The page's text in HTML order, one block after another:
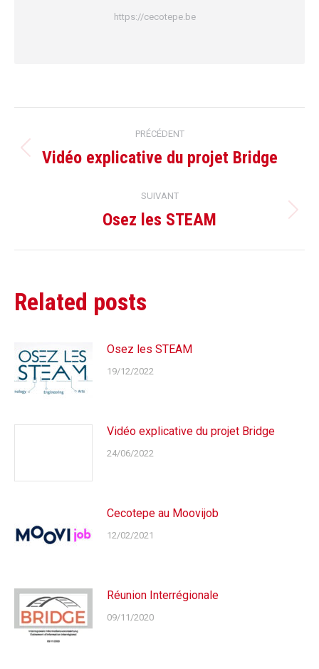
https://cecotepe.be
Navigation
article
PRÉCÉDENT
Article
:
Vidéo explicative du projet Bridge
SUIVANT
Article
Osez les STEAM
Related posts
Osez les STEAM
19/12/2022
Vidéo explicative du projet Bridge
24/06/2022
Cecotepe au Moovijob
12/02/2021
Réunion Interrégionale
09/11/2020